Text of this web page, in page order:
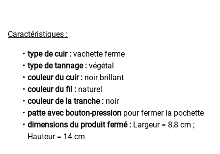
Caractéristiques :
type de cuir : vachette ferme
type de tannage : végétal
couleur du cuir : noir brillant
couleur du fil : naturel
couleur de la tranche : noir
patte avec bouton-pression pour fermer la pochette
dimensions du produit fermé : Largeur = 8,8 cm ;
Hauteur = 14 cm